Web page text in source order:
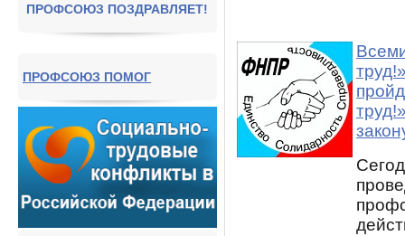
ПРОФСОЮЗ ПОЗДРАВЛЯЕТ!
ПРОФСОЮЗ ПОМОГ